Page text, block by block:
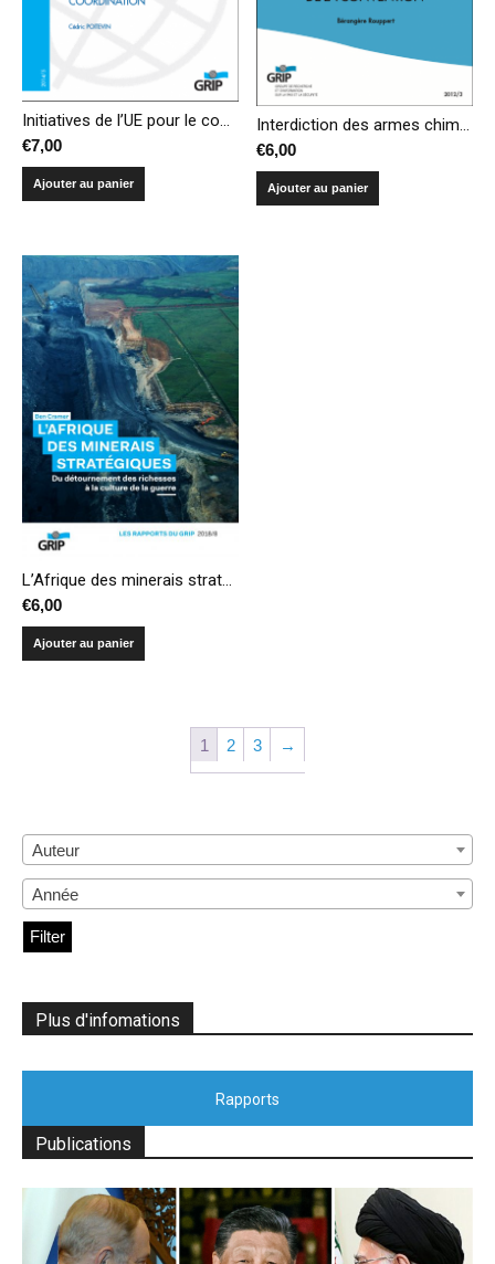
Initiatives de l’UE pour le contrôle des armes légères : vers une meilleure coordination
€7,00
Ajouter au panier
Interdiction des armes chimiques : réalisations, défis et nouvelles priorités de la Convention
€6,00
Ajouter au panier
€6,00
Ajouter au panier
1 2 3 →
Auteur
Année
Filter
Plus d'infomations
Rapports
Publications